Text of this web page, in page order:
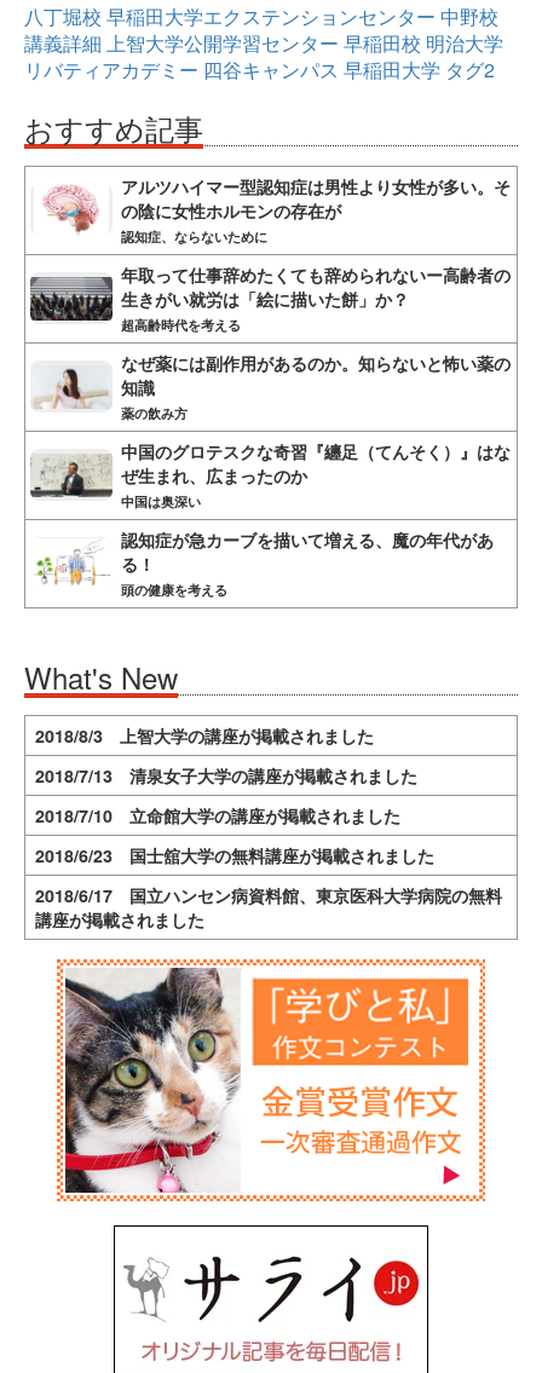
八丁堀校 早稲田大学エクステンションセンター 中野校
講義詳細 上智大学公開学習センター 早稲田校 明治大学
リバティアカデミー 四谷キャンパス 早稲田大学 タグ2
おすすめ記事
アルツハイマー型認知症は男性より女性が多い。そ
の陰に女性ホルモンの存在が
認知症、ならないために
年取って仕事辞めたくても辞められないー高齢者の
生きがい就労は「絵に描いた餅」か？
超高齢時代を考える
なぜ薬には副作用があるのか。知らないと怖い薬の
知識
薬の飲み方
中国のグロテスクな奇習『纏足（てんそく）』はな
ぜ生まれ、広まったのか
中国は奥深い
認知症が急カーブを描いて増える、魔の年代があ
る！
頭の健康を考える
What's New
2018/8/3 上智大学の講座が掲載されました
2018/7/13 清泉女子大学の講座が掲載されました
2018/7/10 立命館大学の講座が掲載されました
2018/6/23 国士舘大学の無料講座が掲載されました
2018/6/17 国立ハンセン病資料館、東京医科大学病院の無料
講座が掲載されました